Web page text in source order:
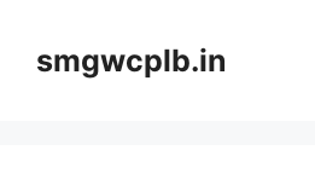
contentsmgwcplb.in